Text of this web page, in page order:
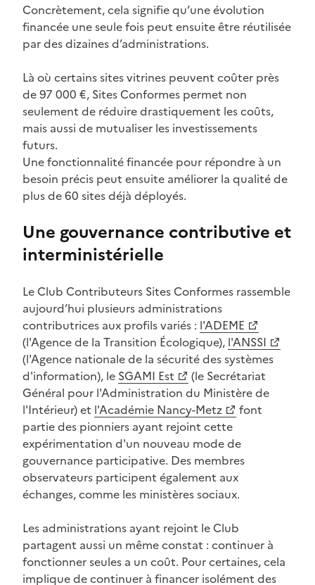
Concrètement, cela signifie qu’une évolution
financée une seule fois peut ensuite être réutilisée
par des dizaines d’administrations.
Là où certains sites vitrines peuvent coûter près
de 97 000 €, Sites Conformes permet non
seulement de réduire drastiquement les coûts,
mais aussi de mutualiser les investissements
futurs.
Une fonctionnalité financée pour répondre à un
besoin précis peut ensuite améliorer la qualité de
plus de 60 sites déjà déployés.
Une gouvernance contributive et
interministérielle
Le Club Contributeurs Sites Conformes rassemble
aujourd’hui plusieurs administrations
contributrices aux profils variés :
(Ouvre une nouvelle fenêtre)
l'ADEME
(l'Agence de la Transition Écologique),
(Ouvre une nouvelle fenêtre)
l'ANSSI
(l'Agence nationale de la sécurité des systèmes
d'information), le
(Ouvre une nouvelle fenêtre)
SGAMI Est
(le Secrétariat
Général pour l'Administration du Ministère de
l'Intérieur) et
(Ouvre une nouvelle fenêtre)
l'Académie Nancy-Metz
font
partie des pionniers ayant rejoint cette
expérimentation d'un nouveau mode de
gouvernance participative. Des membres
observateurs participent également aux
échanges, comme les ministères sociaux.
Les administrations ayant rejoint le Club
partagent aussi un même constat : continuer à
fonctionner seules a un coût. Pour certaines, cela
implique de continuer à financer isolément des